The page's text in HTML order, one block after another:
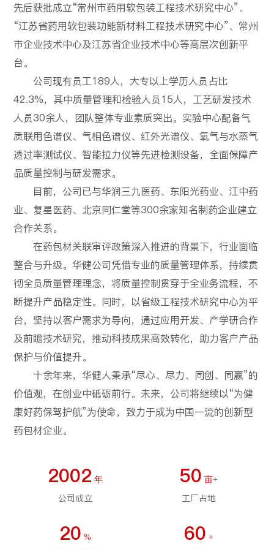
先后获批成立“常州市药用软包装工程技术研究中心”、
“江苏省药用软包装功能新材料工程技术研究中心”、常州
市企业技术中心及江苏省企业技术中心等高层次创新平
台。
公司现有员工189人，大专以上学历人员占比
42.3%，其中质量管理和检验人员15人，工艺研发技术
人员30余人，团队整体专业素质突出。实验中心配备气
质联用色谱仪、气相色谱仪、红外光谱仪、氧气与水蒸气
透过率测试仪、智能拉力仪等先进检测设备，全面保障产
品质量控制与研发需求。
目前，公司已与华润三九医药、东阳光药业、江中药
业、复星医药、北京同仁堂等300余家知名制药企业建立
合作关系。
在药包材关联审评政策深入推进的背景下，行业面临
整合与升级。华健公司凭借专业的质量管理体系，持续贯
彻全员质量管理理念，将质量控制贯穿于全业务流程，不
断提升产品稳定性。同时，以省级工程技术研究中心为平
台，坚持以客户需求为导向，通过应用开发、产学研合作
及前瞻技术研究，推动科技成果高效转化，助力客户产品
保护与价值提升。
十余年来，华健人秉承“尽心、尽力、同创、同赢”的
价值观，在创业中砥砺前行。未来，公司将继续以“为健
康好药保驾护航”为使命，致力于成为中国一流的创新型
药包材企业。
2002 年
公司成立
50 亩+
工厂占地
20 % 60 +